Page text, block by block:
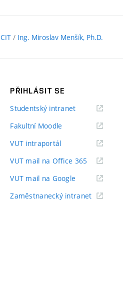
CIT / Ing. Miroslav Menšík, Ph.D.
PŘIHLÁSIT SE
Studentský intranet(externí
Fakultní Moodle
VUT intraportál(externí
VUT mail na Office 365 (externí
VUT mail na Google (externí
Zaměstnanecký intranet(externí